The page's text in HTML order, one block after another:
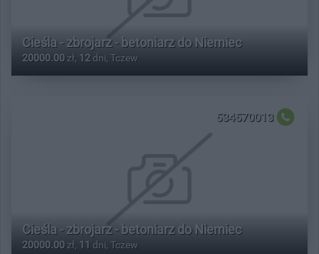
Cieśla - zbrojarz - betoniarz do Niemiec
20000.00 zł, 12 dni, Tczew
534570013
Cieśla - zbrojarz - betoniarz do Niemiec
20000.00 zł, 11 dni, Tczew